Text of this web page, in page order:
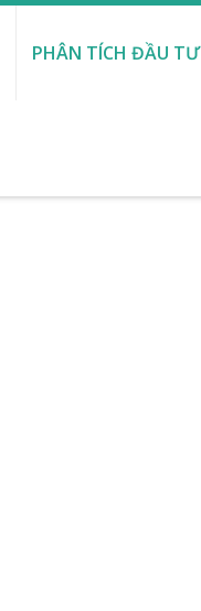
PHÂN TÍCH ĐẦU TƯ